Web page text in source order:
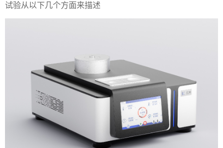
试验从以下几个方面来描述